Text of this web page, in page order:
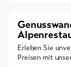
Erleben Sie
Preisen mit